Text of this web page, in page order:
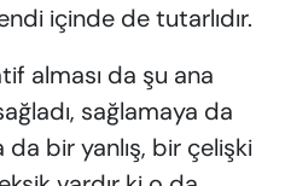
içinde de tutarlıdır.
alması da şu ana
sağlamaya da
bir yanlış, bir çelişki